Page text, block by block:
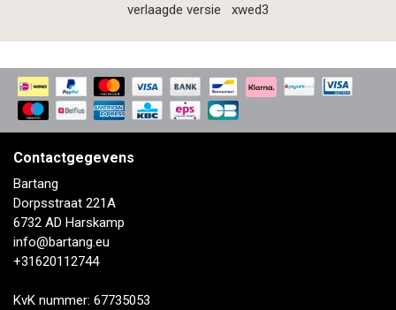
verlaagde versie
xwed3
Contactgegevens
Bartang
Dorpsstraat 221A
6732 AD Harskamp
info@bartang.eu
+31620112744
KvK nummer: 67735053